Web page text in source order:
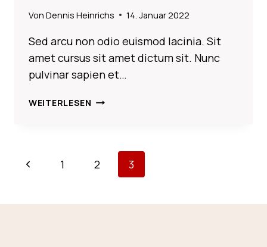
Von Dennis Heinrichs 14. Januar 2022
Sed arcu non odio euismod lacinia. Sit
amet cursus sit amet dictum sit. Nunc
pulvinar sapien et…
WEITERLESEN WHITE
SEITENNAVIGATION
Vorherige
1 2 3